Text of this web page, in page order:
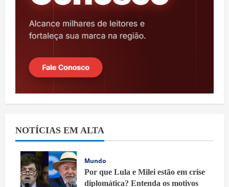
NOTÍCIAS EM ALTA
Mundo
Por que Lula e Milei estão em crise
diplomática? Entenda os motivos